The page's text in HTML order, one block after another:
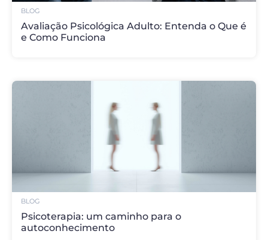
BLOG
Avaliação Psicológica Adulto: Entenda o Que é
e Como Funciona
BLOG
Psicoterapia: um caminho para o
autoconhecimento